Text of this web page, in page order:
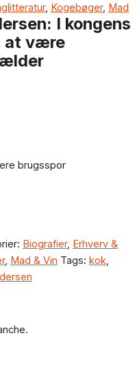
, Kogebøger, Mad
I kongens
at være
brugsspor
Biografier, Erhverv &
, Mad & Vin Tags: kok,